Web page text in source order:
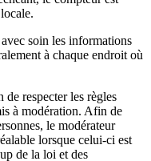
soin les informations
à chaque endroit où
respecter les règles
à modération. Afin de
le modérateur
lorsque celui-ci est
de la loi et des